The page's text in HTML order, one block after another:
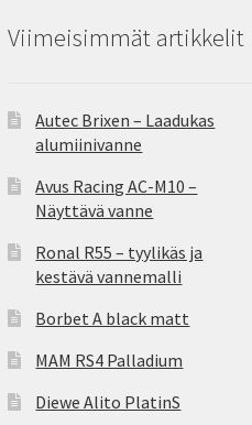
Viimeisimmät artikkelit
Autec Brixen – Laadukas
alumiinivanne
Avus Racing AC-M10 –
Näyttävä vanne
Ronal R55 – tyylikäs ja
kestävä vannemalli
Borbet A black matt
MAM RS4 Palladium
Diewe Alito PlatinS